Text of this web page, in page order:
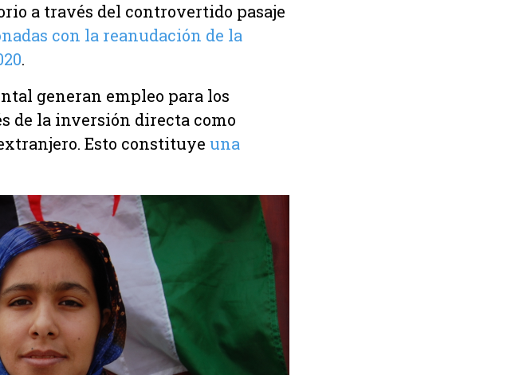
a través del controvertido pasaje
con la reanudación de la
.
generan empleo para los
de la inversión directa como
Esto constituye una